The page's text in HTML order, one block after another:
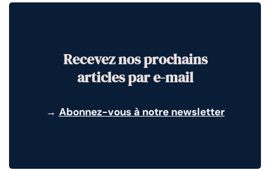
Recevez nos prochains
articles par e-mail
→ Abonnez-vous à notre newsletter